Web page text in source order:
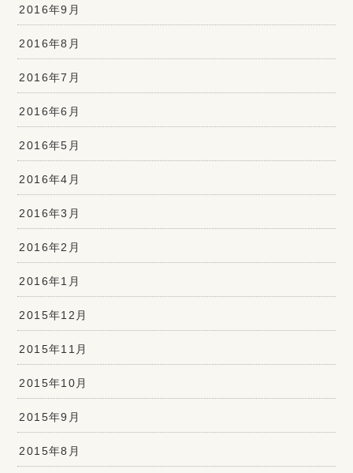
2016年9月
2016年8月
2016年7月
2016年6月
2016年5月
2016年4月
2016年3月
2016年2月
2016年1月
2015年12月
2015年11月
2015年10月
2015年9月
2015年8月